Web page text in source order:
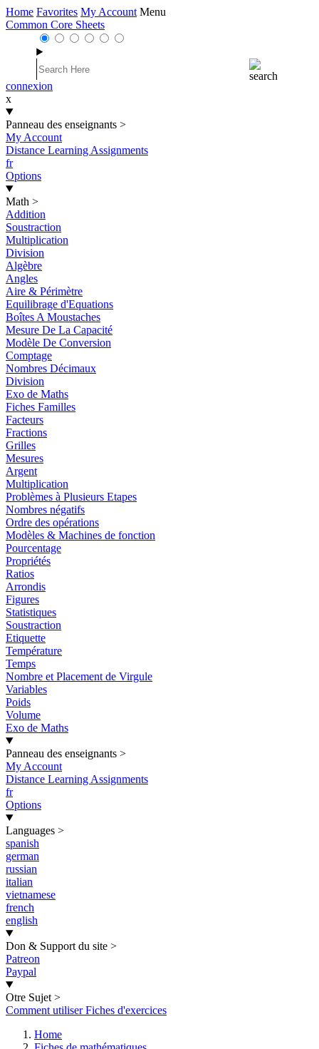
Home Favorites My Account Menu
Common Core Sheets
connexion
x
Panneau des enseignants >
My Account
Distance Learning Assignments
fr
Options
Math >
Addition
Soustraction
Multiplication
Division
Algèbre
Angles
Aire & Périmètre
Equilibrage d'Equations
Boîtes A Moustaches
Mesure De La Capacité
Modèle De Conversion
Comptage
Nombres Décimaux
Division
Exo de Maths
Fiches Familles
Facteurs
Fractions
Grilles
Mesures
Argent
Multiplication
Problèmes à Plusieurs Etapes
Nombres négatifs
Ordre des opérations
Modèles & Machines de fonction
Pourcentage
Propriétés
Ratios
Arrondis
Figures
Statistiques
Soustraction
Etiquette
Température
Temps
Nombre et Placement de Virgule
Variables
Poids
Volume
Exo de Maths
Panneau des enseignants >
My Account
Distance Learning Assignments
fr
Options
Languages >
spanish
german
russian
italian
vietnamese
french
english
Don & Support du site >
Patreon
Paypal
Otre Sujet >
Comment utiliser Fiches d'exercices
Home